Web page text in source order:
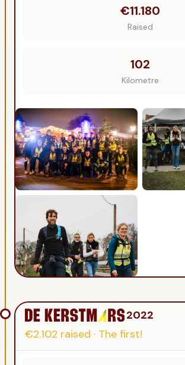
€11.180
Raised
102
Kilometre
2022
€2.102 raised · The first!